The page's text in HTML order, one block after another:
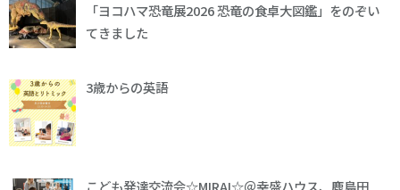
「ヨコハマ恐竜展2026 恐竜の食卓大図鑑」をのぞい
てきました
3歳からの英語
こども発達交流会☆MIRAI☆＠幸盛ハウス、鹿島田